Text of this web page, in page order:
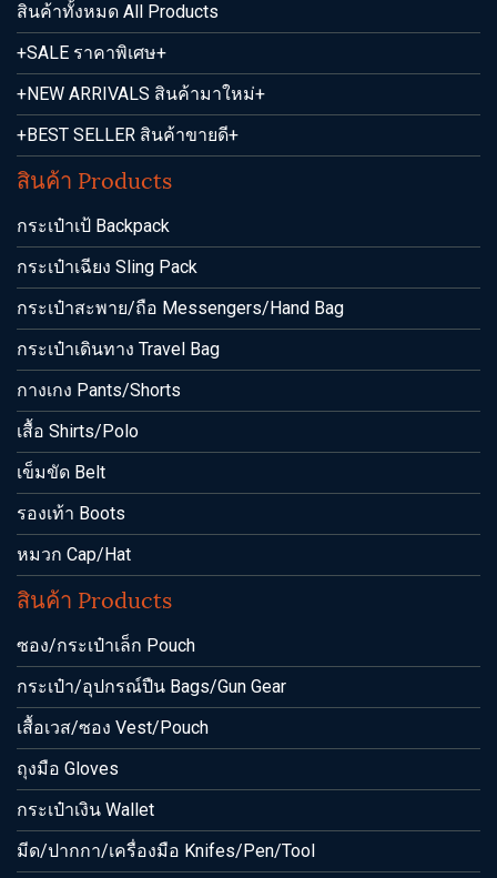
สินค้าทั้งหมด All Products
+SALE ราคาพิเศษ+
+NEW ARRIVALS สินค้ามาใหม่+
+BEST SELLER สินค้าขายดี+
สินค้า Products
กระเป๋าเป้ Backpack
กระเป๋าเฉียง Sling Pack
กระเป๋าสะพาย/ถือ Messengers/Hand Bag
กระเป๋าเดินทาง Travel Bag
กางเกง Pants/Shorts
เสื้อ Shirts/Polo
เข็มขัด Belt
รองเท้า Boots
หมวก Cap/Hat
สินค้า Products
ซอง/กระเป๋าเล็ก Pouch
กระเป๋า/อุปกรณ์ปืน Bags/Gun Gear
เสื้อเวส/ซอง Vest/Pouch
ถุงมือ Gloves
กระเป๋าเงิน Wallet
มีด/ปากกา/เครื่องมือ Knifes/Pen/Tool